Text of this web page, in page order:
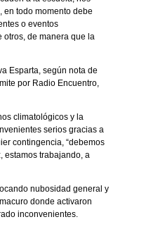
en todo momento debe
o eventos
otros, de manera que la
Esparta, según nota de
por Radio Encuentro,
climatológicos y la
serios gracias a
contingencia, “debemos
estamos trabajando, a
nubosidad general y
donde activaron
inconvenientes.